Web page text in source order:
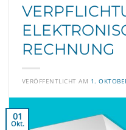
RECHNUNG
VERÖFFENTLICHT AM 1.
01
Okt.